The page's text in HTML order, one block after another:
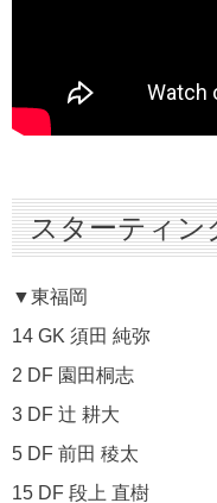
スターティン
▼東福岡
14 GK 須田 純弥
2 DF 園田桐志
3 DF 辻 耕大
5 DF 前田 稜太
15 DF 段上 直樹